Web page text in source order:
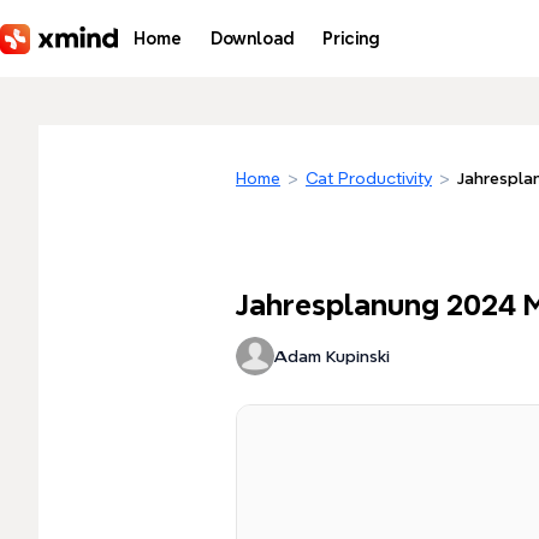
Home Download Pricing
Home > Cat Productivity >
Jahresplanung 2024
Adam Kupinski